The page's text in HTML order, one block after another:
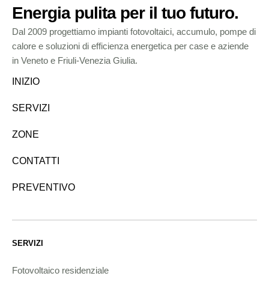
Energia pulita per il tuo futuro.
Dal 2009 progettiamo impianti fotovoltaici, accumulo, pompe di
calore e soluzioni di efficienza energetica per case e aziende
in Veneto e Friuli-Venezia Giulia.
INIZIO
SERVIZI
ZONE
CONTATTI
PREVENTIVO
SERVIZI
Fotovoltaico residenziale